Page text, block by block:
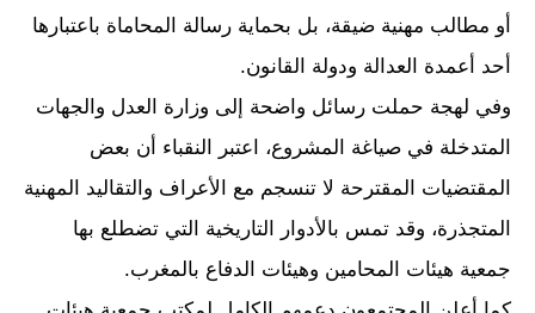
أو مطالب مهنية ضيقة، بل بحماية رسالة المحاماة باعتبارها
أحد أعمدة العدالة ودولة القانون.
وفي لهجة حملت رسائل واضحة إلى وزارة العدل والجهات
المتدخلة في صياغة المشروع، اعتبر النقباء أن بعض
المقتضيات المقترحة لا تنسجم مع الأعراف والتقاليد المهنية
المتجذرة، وقد تمس بالأدوار التاريخية التي تضطلع بها
جمعية هيئات المحامين وهيئات الدفاع بالمغرب.